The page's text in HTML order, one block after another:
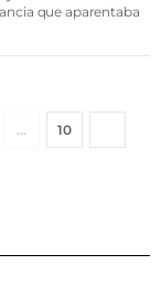
que aparentaba
… 10